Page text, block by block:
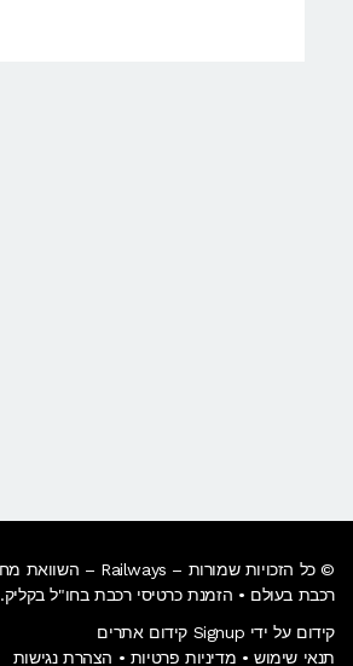
רכבת בעולם • הזמנת כרטיסי רכבת בחו"ל בקליק​.
קידום על ידי Signup קידום אתרים
תנאי שימוש • מדיניות פרטיות • הצהרת נגישות